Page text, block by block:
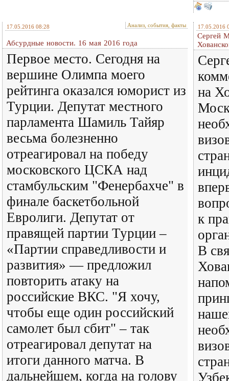
17.05.2016 08:28 Анализ, события, факты
Абсурдные новости. 16 мая 2016 года
Первое место. Сегодня на
вершине Олимпа моего
рейтинга оказался юморист из
Турции. Депутат местного
парламента Шамиль Тайяр
весьма болезненно
отреагировал на победу
московского ЦСКА над
стамбульским "Фенербахче" в
финале баскетбольной
Евролиги. Депутат от
правящей партии Турции –
«Партии справедливости и
развития» — предложил
повторить атаку на
российские ВКС. "Я хочу,
чтобы еще один российский
самолет был сбит" – так
отреагировал депутат на
итоги данного матча. В
дальнейшем, когда на голову
17.05.2016
Сергей
на
к
В